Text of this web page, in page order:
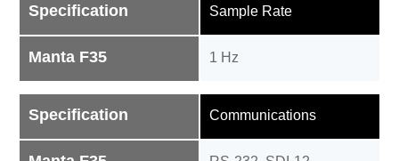
Specification
Manta F35
Sample Rate
1 Hz
Specification Communications